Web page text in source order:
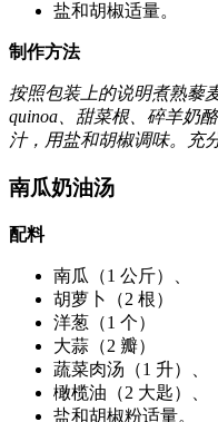
盐和胡椒适量。
制作方法
按照包装上的说明煮熟藜
quinoa、甜菜根、碎羊奶
汁，用盐和胡椒调味。充
南瓜奶油汤
配料
南瓜（1 公斤）、
胡萝卜（2 根）
洋葱（1 个）
大蒜（2 瓣）
蔬菜肉汤（1 升）、
橄榄油（2 大匙）、
盐和胡椒粉适量。